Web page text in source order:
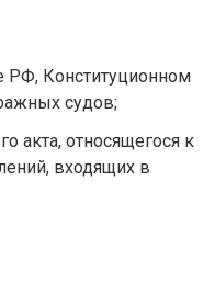
РФ, Конституционном
судов;
акта, относящегося к
входящих в